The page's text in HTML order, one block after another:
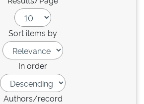
Sort items by
In order
Authors/record